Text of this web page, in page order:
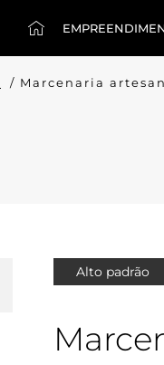
/ Marcenaria
Alto padrão